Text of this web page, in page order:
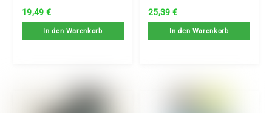
19,49 €
In den Warenkorb
25,39 €
In den Warenkorb